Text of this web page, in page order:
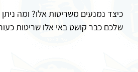
כיצד נמנעים משריטות אלו? ומה
שלכם כבר קושט באי אלו שריטות